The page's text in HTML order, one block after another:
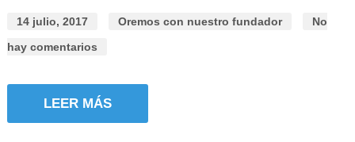
14 julio, 2017 Oremos con nuestro fundador
No
hay comentarios
LEER MÁS